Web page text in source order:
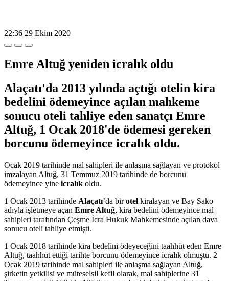
22:36 29 Ekim 2020
Emre Altuğ yeniden icralık oldu
Alaçatı'da 2013 yılında açtığı otelin kira
bedelini ödemeyince açılan mahkeme
sonucu oteli tahliye eden sanatçı Emre
Altuğ, 1 Ocak 2018'de ödemesi gereken
borcunu ödemeyince icralık oldu.
Ocak 2019 tarihinde mal sahipleri ile anlaşma sağlayan ve protokol
imzalayan Altuğ, 31 Temmuz 2019 tarihinde de borcunu
ödemeyince yine icralık oldu.
1 Ocak 2013 tarihinde Alaçatı’da birotel kiralayan ve Bay Sako
adıyla işletmeye açan Emre Altuğ, kira bedelini ödemeyince mal
sahipleri tarafından Çeşme İcra Hukuk Mahkemesinde açılan dava
sonucu oteli tahliye etmişti.
1 Ocak 2018 tarihinde kira bedelini ödeyeceğini taahhüt eden Emre
Altuğ, taahhüt ettiği tarihte borcunu ödemeyince icralık olmuştu. 2
Ocak 2019 tarihinde mal sahipleri ile anlaşma sağlayan Altuğ,
şirketin yetkilisi ve müteselsil kefil olarak, mal sahiplerine 31